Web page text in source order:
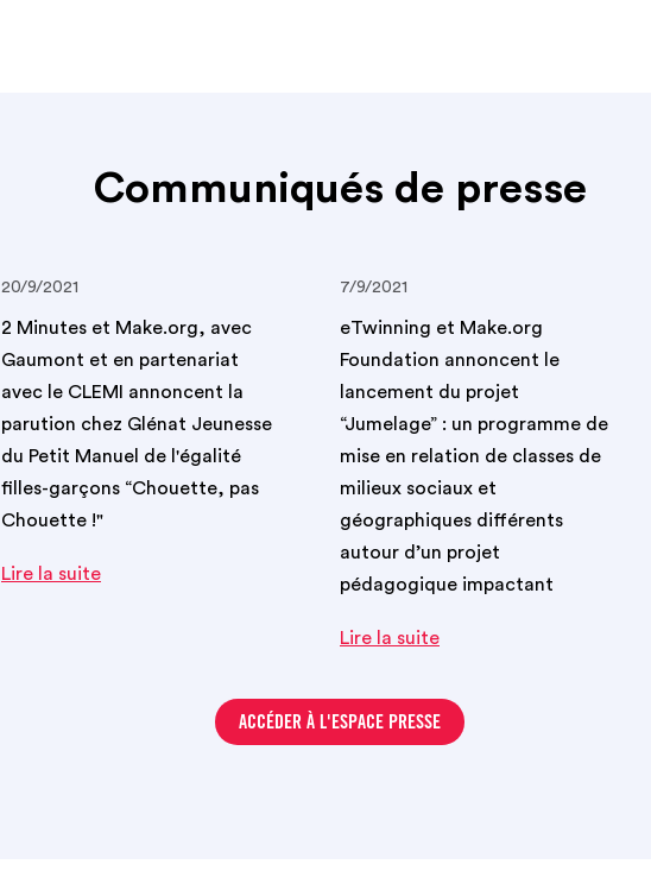
Communiqués de presse
20/9/2021
2 Minutes et Make.org, avec
Gaumont et en partenariat
avec le CLEMI annoncent la
parution chez Glénat Jeunesse
du Petit Manuel de l'égalité
filles-garçons “Chouette, pas
Chouette !"
Lire la suite
7/9/2021
eTwinning et Make.org
Foundation annoncent le
lancement du projet
“Jumelage” : un programme de
mise en relation de classes de
milieux sociaux et
géographiques différents
autour d’un projet
pédagogique impactant
Lire la suite
ACCÉDER À L'ESPACE PRESSE